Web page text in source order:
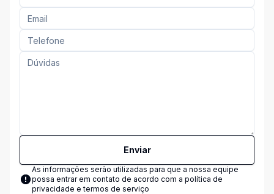
Enviar
As informações serão utilizadas para que a nossa equipe
possa entrar em contato de acordo com a política de
privacidade e termos de serviço